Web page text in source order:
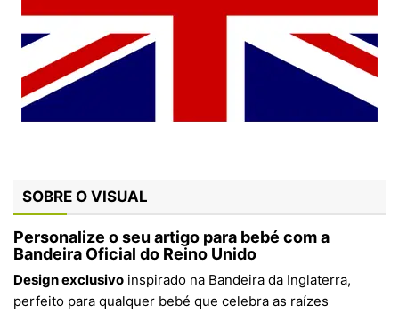
SOBRE O VISUAL
Personalize o seu artigo para bebé com a
Bandeira Oficial do Reino Unido
Design exclusivo inspirado na Bandeira da Inglaterra,
perfeito para qualquer bebé que celebra as raízes